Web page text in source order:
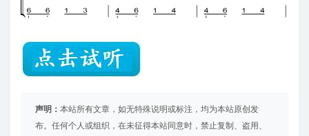
声明： 本站所有文章，如无特殊说明或标注，均为本站原创发
布。任何个人或组织，在未征得本站同意时，禁止复制、盗用、